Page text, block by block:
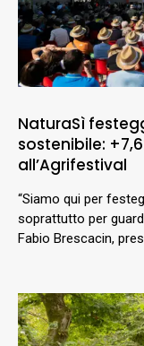
NaturaSì
sostenibile:
all’Agrifestival
“Siamo qui per
soprattutto per
Fabio Brescacin,